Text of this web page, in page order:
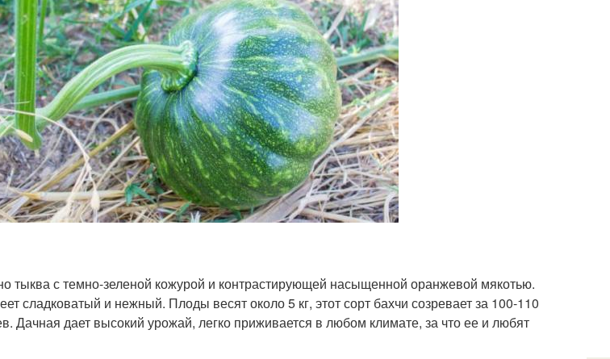
тыква с темно-зеленой кожурой и контрастирующей насыщенной оранжевой мякотью.
сладковатый и нежный. Плоды весят около 5 кг, этот сорт бахчи созревает за 100-110
Дачная дает высокий урожай, легко приживается в любом климате, за что ее и любят